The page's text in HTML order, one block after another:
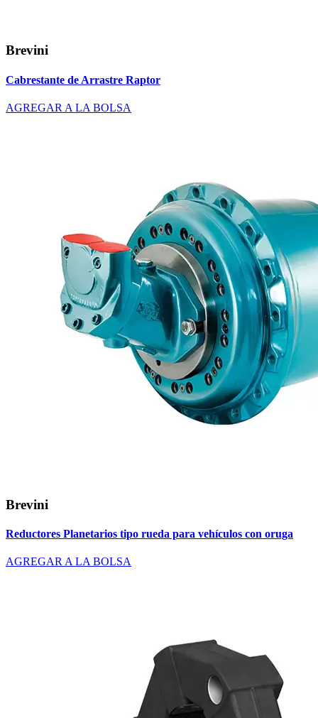
Brevini
Cabrestante de Arrastre Raptor
AGREGAR A LA BOLSA
Brevini
Reductores Planetarios tipo rueda para vehículos con oruga
AGREGAR A LA BOLSA